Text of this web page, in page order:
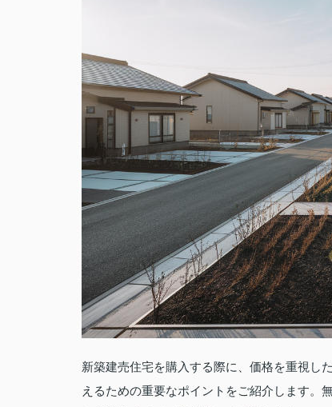
新築建売住宅を購入する際に、価格を重視し
えるための重要なポイントをご紹介します。